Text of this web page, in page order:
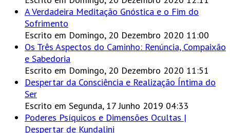
A Verdadeira Meditação Gnóstica e o Fim do
Sofrimento
Escrito em Domingo, 20 Dezembro 2020 11:00
Os Três Aspectos do Caminho: Renúncia, Compaixão
e Sabedoria
Escrito em Domingo, 20 Dezembro 2020 11:51
Despertar da Consciência e Realização Íntima do
Ser
Escrito em Segunda, 17 Junho 2019 04:33
Poderes Psíquicos e Dimensões Ocultas |
Despertar de Kundalini